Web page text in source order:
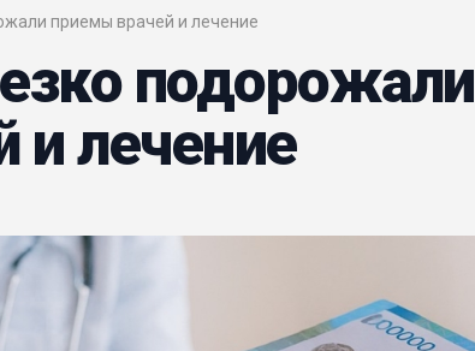
приемы врачей и лечение
подорожали
и лечение